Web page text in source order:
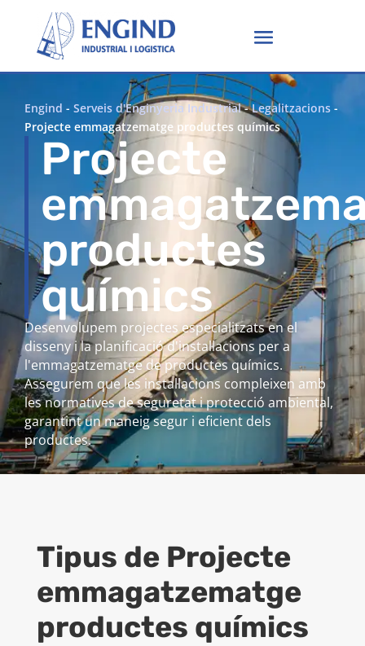
Engind - Serveis d'Enginyeria Industrial-Legalitzacions -
Projecte emmagatzematge productes químics
Projecte
productes
químics
Desenvolupem projectes especialitzats en el
disseny i la planificació d'instal·lacions per a
l'emmagatzematge de productes químics.
Assegurem que les instal·lacions compleixen amb
les normatives de seguretat i protecció ambiental,
garantint un maneig segur i eficient dels
productes.
Tipus de Projecte
emmagatzematge
productes químics